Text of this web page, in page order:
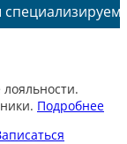
на
Подробнее